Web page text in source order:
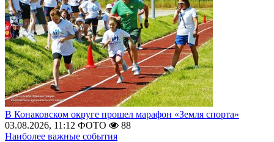
В Конаковском округе прошел марафон «Земля спорта»
03.08.2026, 11:12 ФОТО
88
Наиболее важные события